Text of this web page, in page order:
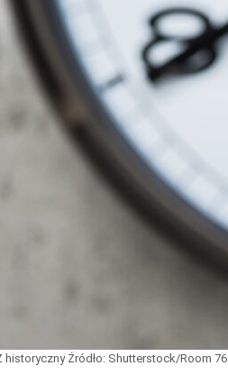
historycznyŹródło: Shutterstock/Room 76